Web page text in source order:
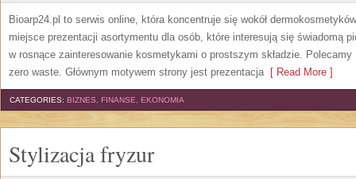
Bioarp24.pl to serwis online, która koncentruje się wokół
miejsce prezentacji asortymentu dla osób, które interesują się świadomą
w rosnące zainteresowanie kosmetykami o prostszym składzie. Polecamy
zero waste. Głównym motywem strony jest prezentacja[ Read More ]
CATEGORIES: BIZNES, FINANSE, EKONOMIA
Stylizacja fryzur